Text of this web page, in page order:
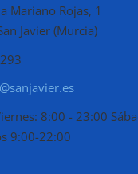
Mariano Rojas, 1
Javier (Murcia)
8:00 - 23:00
9:00-22:00